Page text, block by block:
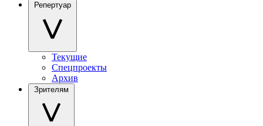
Репертуар
Текущие
Спецпроекты
Архив
Зрителям